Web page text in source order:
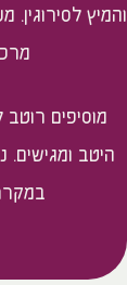
והמיץ
מוסיפים
היטב
במקרר